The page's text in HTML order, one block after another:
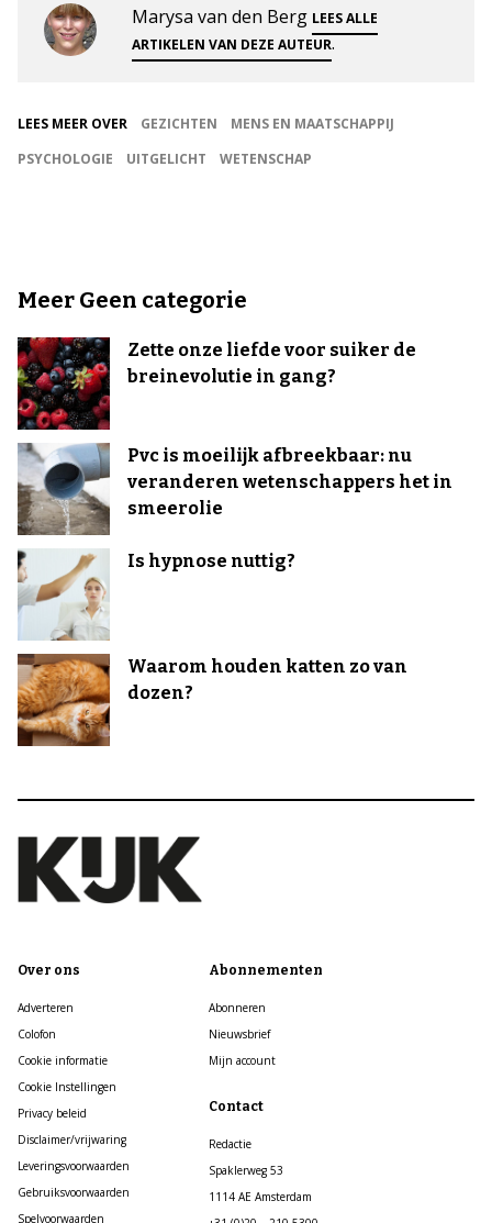
Marysa van den Berg LEES ALLE
ARTIKELEN VAN DEZE AUTEUR.
LEES MEER OVER GEZICHTEN
MENS EN MAATSCHAPPIJ
PSYCHOLOGIE
UITGELICHT WETENSCHAP
Meer Geen categorie
Zette onze liefde voor suiker de
breinevolutie in gang?
Pvc is moeilijk afbreekbaar: nu
veranderen wetenschappers het in
smeerolie
Is hypnose nuttig?
Waarom houden katten zo van
dozen?
Over ons
Adverteren
Colofon
Cookie informatie
Cookie Instellingen
Privacy beleid
Disclaimer/vrijwaring
Leveringsvoorwaarden
Gebruiksvoorwaarden
Spelvoorwaarden
Abonnementen
Abonneren
Nieuwsbrief
Mijn account
Contact
Redactie
Spaklerweg 53
1114 AE Amsterdam